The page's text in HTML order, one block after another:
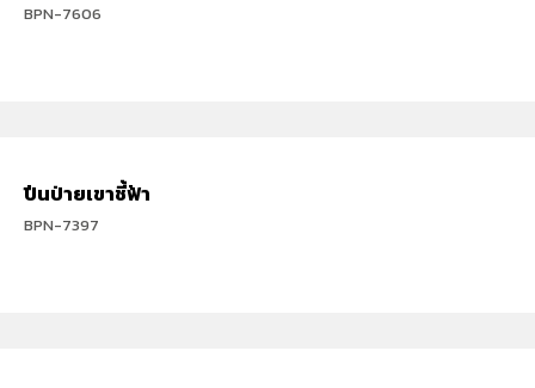
BPN-7606
ปีนป่ายเขาชี้ฟ้า
BPN-7397